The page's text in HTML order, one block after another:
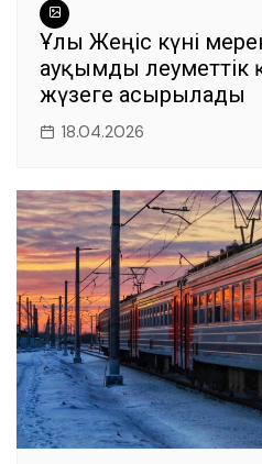
Ұлы Жеңіс күні
ауқымды
жүзеге асырылады
18.04.2026